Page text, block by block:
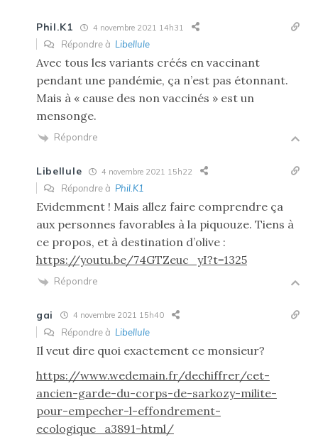
Phil.K1 4 novembre 2021 14h31
Répondre à Libellule
Avec tous les variants créés en vaccinant
pendant une pandémie, ça n’est pas étonnant.
Mais à « cause des non vaccinés » est un
mensonge.
Répondre
Libellule 4 novembre 2021 15h22
Répondre à Phil.K1
Evidemment ! Mais allez faire comprendre ça
aux personnes favorables à la piquouze. Tiens à
ce propos, et à destination d’olive :
https://youtu.be/74GTZeuc_yI?t=1325
Répondre
gai 4 novembre 2021 15h40
Répondre à Libellule
Il veut dire quoi exactement ce monsieur?
https://www.wedemain.fr/dechiffrer/cet-
ancien-garde-du-corps-de-sarkozy-milite-
pour-empecher-l-effondrement-
ecologique_a3891-html/